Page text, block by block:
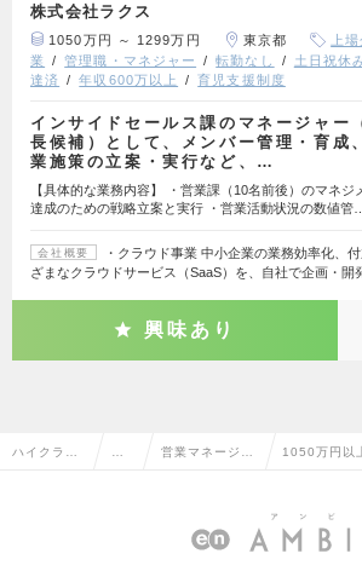
株式会社ラクス
1050万円 ～ 1299万円 東京都 上
業
管理職・マネジャー 転勤なし 土日祝休
達済
年収600万以上 育児支援制度
インサイドセールス課のマネージャー
長候補）として、メンバー管理・育成
業施策の立案・実行など、…
【具体的な業務内容】 ・営業課（10名前後）のマネ
達成のための戦略立案と実行 ・営業活動状況の数値管…
会社概要
・クラウド事業 中小企業の業務効率化、
ざまなクラウドサービス（SaaS）を、自社で企画・開
興味あり
ハイクラス 営業マネージャ 1050万円以